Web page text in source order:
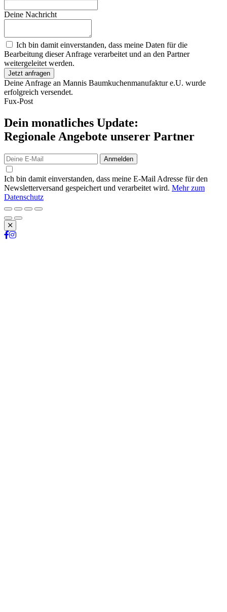
Deine Nachricht
Ich bin damit einverstanden, dass meine Daten für die
Bearbeitung dieser Anfrage verarbeitet und an den Partner
weitergeleitet werden.
Jetzt anfragen
Deine Anfrage an Mannis Baumkuchenmanufaktur e.U. wurde
erfolgreich versendet.
Fux-Post
Dein monatliches Update:
Regionale Angebote unserer Partner
Anmelden
Ich bin damit einverstanden, dass meine E-Mail Adresse für den
Newsletterversand gespeichert und verarbeitet wird. Mehr zum
Datenschutz
Schließen